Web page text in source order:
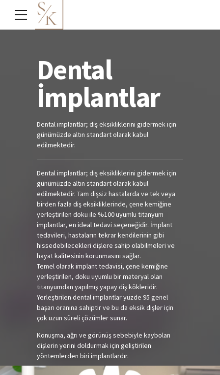
Dental
İmplantlar
Dental implantlar; diş eksikliklerini gidermek için
günümüzde altın standart olarak kabul
edilmektedir.
Dental implantlar; diş eksikliklerini gidermek için
günümüzde altın standart olarak kabul
edilmektedir. Tam dişsiz hastalarda ve tek veya
birden fazla diş eksikliklerinde, çene kemiğine
yerleştirilen doku ile %100 uyumlu titanyum
implantlar, en ideal tedavi seçeneğidir. İmplant
tedavileri, hastaların tekrar kendilerinin gibi
hissedebilecekleri dişlere sahip olabilmeleri ve
hayat kalitesinin korunmasını sağlar.
Temel olarak implant tedavisi, çene kemiğine
yerleştirilen, doku uyumlu bir materyal olan
titanyumdan yapılmış yapay diş kökleridir.
Yerleştirilen dental implantlar yüzde 95 genel
başarı oranına sahiptir ve bu da eksik dişler için
çok uzun süreli çözümler sunar.
Konuşma, ağrı ve görünüş sebebiyle kaybolan
dişlerin yerini doldurmak için geliştirilen
yöntemlerden biri implantlardır.